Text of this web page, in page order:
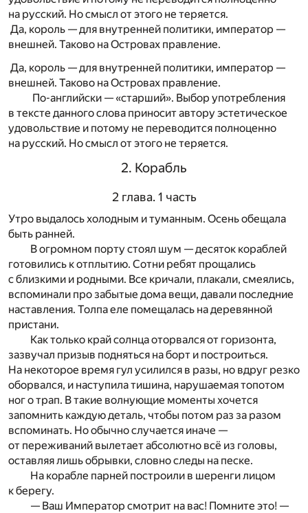
на русский. Но смысл от этого не теряется.
Да, король — для внутренней политики, император —
внешней. Таково на Островах правление.
Да, король — для внутренней политики, император —
внешней. Таково на Островах правление.
По-английски — «старший». Выбор употребления
в тексте данного слова приносит автору эстетическое
удовольствие и потому не переводится полноценно
на русский. Но смысл от этого не теряется.
2. Корабль
2 глава. 1 часть
Утро выдалось холодным и туманным. Осень обещала
быть ранней.
В огромном порту стоял шум — десяток кораблей
готовились к отплытию. Сотни ребят прощались
с близкими и родными. Все кричали, плакали, смеялись,
вспоминали про забытые дома вещи, давали последние
наставления. Толпа еле помещалась на деревянной
пристани.
Как только край солнца оторвался от горизонта,
зазвучал призыв подняться на борт и построиться.
На некоторое время гул усилился в разы, но вдруг резко
оборвался, и наступила тишина, нарушаемая топотом
ног о трап. В такие волнующие моменты хочется
запомнить каждую деталь, чтобы потом раз за разом
вспоминать. Но обычно случается иначе —
от переживаний вылетает абсолютно всё из головы,
оставляя лишь обрывки, словно следы на песке.
На корабле парней построили в шеренги лицом
к берегу.
— Ваш Император смотрит на вас! Помните это! —